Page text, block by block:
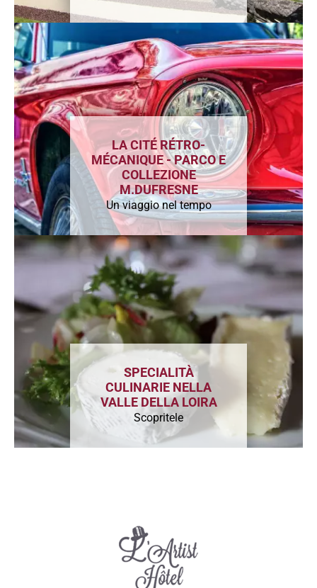
LA CITÉ RÉTRO-
MÉCANIQUE - PARCO E
COLLEZIONE
M.DUFRESNE
Un viaggio nel tempo
SPECIALITÀ
CULINARIE NELLA
VALLE DELLA LOIRA
Scopritele